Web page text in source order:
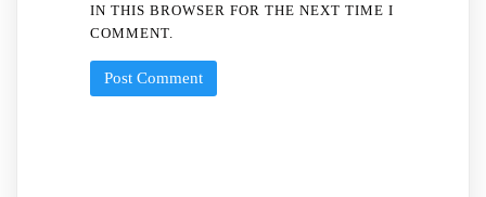
IN THIS BROWSER FOR THE NEXT TIME I
COMMENT.